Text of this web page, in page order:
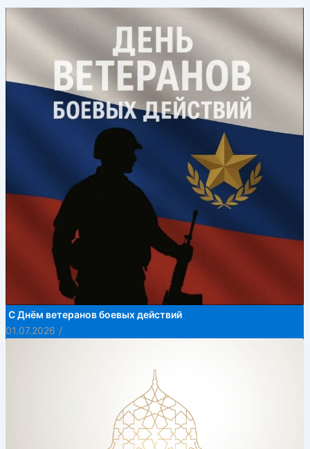
С Днём ветеранов боевых действий
01.07.2026 /